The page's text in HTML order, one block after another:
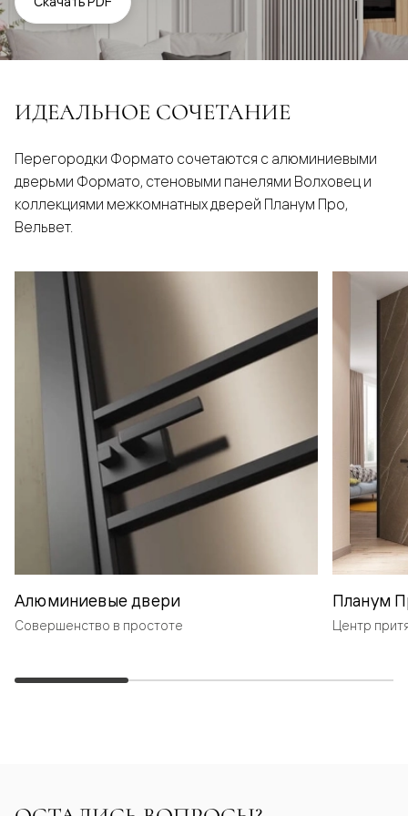
ИДЕАЛЬНОЕ СОЧЕТАНИЕ
Перегородки Формато сочетаются с алюминиевыми
дверьми Формато, стеновыми панелями Волховец и
коллекциями межкомнатных дверей Планум Про,
Вельвет.
Алюминиевые двери
Совершенство в простоте
Планум
Центр